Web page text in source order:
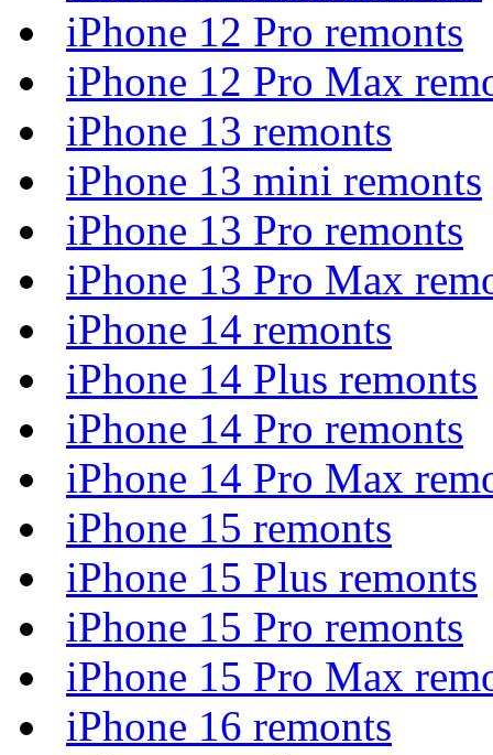
iPhone 12 Pro remonts
iPhone 12 Pro Max
iPhone 13 remonts
iPhone 13 mini remonts
iPhone 13 Pro remonts
iPhone 13 Pro Max
iPhone 14 remonts
iPhone 14 Plus remonts
iPhone 14 Pro remonts
iPhone 14 Pro Max
iPhone 15 remonts
iPhone 15 Plus remonts
iPhone 15 Pro remonts
iPhone 15 Pro Max
iPhone 16 remonts